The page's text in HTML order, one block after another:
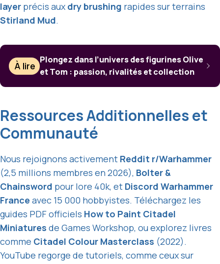
layer précis aux dry brushing rapides sur terrains
Stirland Mud.
À lire
Plongez dans l’univers des figurines Olive
et Tom : passion, rivalités et collection
Ressources Additionnelles et
Communauté
Nous rejoignons activement Reddit r/Warhammer
(2,5 millions membres en 2026), Bolter &
Chainsword pour lore 40k, et Discord Warhammer
France avec 15 000 hobbyistes. Téléchargez les
guides PDF officiels How to Paint Citadel
Miniatures de Games Workshop, ou explorez livres
comme Citadel Colour Masterclass (2022).
YouTube regorge de tutoriels, comme ceux sur